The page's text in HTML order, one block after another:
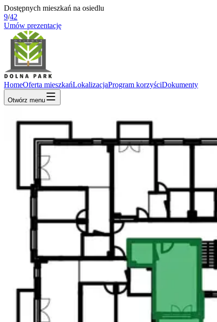
Dostępnych mieszkań na osiedlu
9/42
Umów prezentację
HomeOferta mieszkańLokalizacjaProgram korzyściDokumenty
Otwórz menu